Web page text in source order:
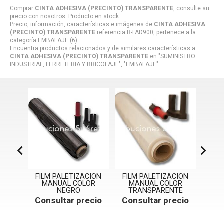
Comprar CINTA ADHESIVA (PRECINTO) TRANSPARENTE, consulte su
precio con nosotros. Producto en stock.
Precio, información, características e imágenes de CINTA ADHESIVA
(PRECINTO) TRANSPARENTE referencia R-FAD900, pertenece a la
categoría EMBALAJE (6).
Encuentra productos relacionados y de similares características a
CINTA ADHESIVA (PRECINTO) TRANSPARENTE en "SUMINISTRO
INDUSTRIAL, FERRETERIA Y BRICOLAJE", "EMBALAJE".
FILM PALETIZACION
MANUAL COLOR
NEGRO
Consultar precio
FILM PALETIZACION
MANUAL COLOR
TRANSPARENTE
Consultar precio